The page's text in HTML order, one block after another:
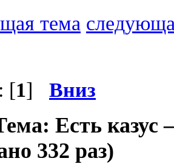
тема
[1] Вниз
Есть казус
332 раз)